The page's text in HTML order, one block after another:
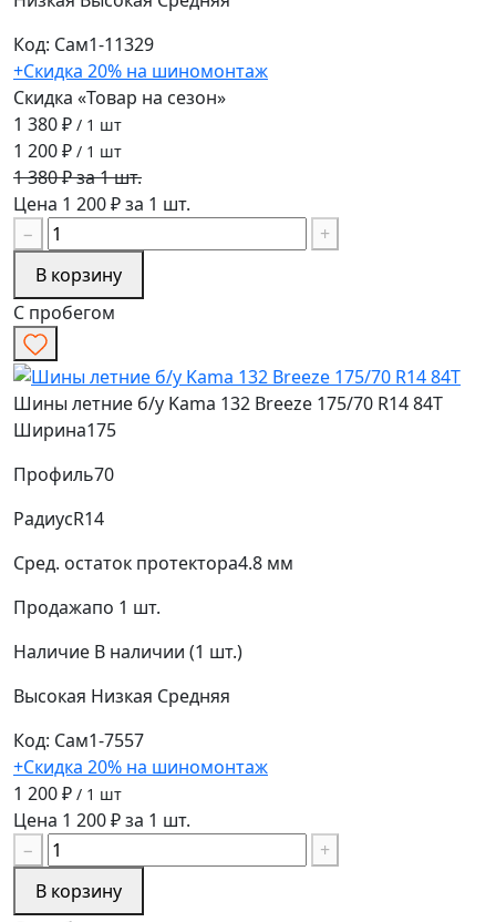
Код: Сам1-11329
+Скидка 20% на шиномонтаж
Скидка «Товар на сезон»
1 380 ₽ / 1 шт
1 200 ₽ / 1 шт
1 380 ₽ за 1 шт.
Цена 1 200 ₽ за 1 шт.
−
+
В корзину
С пробегом
Шины летние б/у Kama 132 Breeze 175/70 R14 84T
Ширина175
Профиль70
РадиусR14
Сред. остаток протектора4.8 мм
Продажапо 1 шт.
Наличие В наличии (1 шт.)
Высокая Низкая Средняя
Код: Сам1-7557
+Скидка 20% на шиномонтаж
1 200 ₽ / 1 шт
Цена 1 200 ₽ за 1 шт.
−
+
В корзину